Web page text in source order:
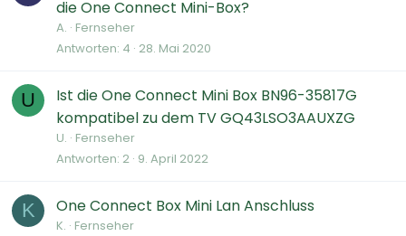
die One Connect Mini-Box?
A. Fernseher
Antworten 4 28. Mai 2020
U
Ist die One Connect Mini Box BN96-35817G
kompatibel zu dem TV GQ43LSO3AAUXZG
U. Fernseher
Antworten 2 9. April 2022
K One Connect Box Mini Lan Anschluss
K. Fernseher